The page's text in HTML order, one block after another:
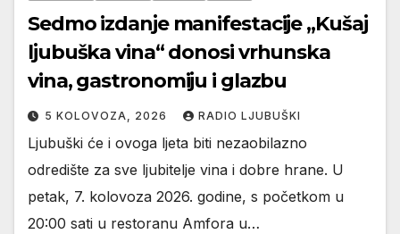
Sedmo izdanje manifestacije „Kušaj
ljubuška vina“ donosi vrhunska
vina, gastronomiju i glazbu
5 KOLOVOZA, 2026 RADIO LJUBUŠKI
Ljubuški će i ovoga ljeta biti nezaobilazno
odredište za sve ljubitelje vina i dobre hrane. U
petak, 7. kolovoza 2026. godine, s početkom u
20:00 sati u restoranu Amfora u…